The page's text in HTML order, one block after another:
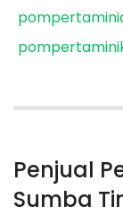
Penjual
Sumba